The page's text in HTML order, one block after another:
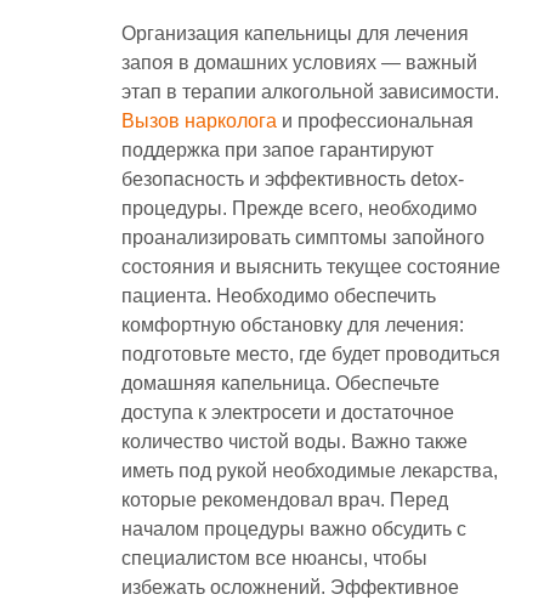
Организация капельницы для лечения
запоя в домашних условиях — важный
этап в терапии алкогольной зависимости.
Вызов нарколога и профессиональная
поддержка при запое гарантируют
безопасность и эффективность detox-
процедуры. Прежде всего, необходимо
проанализировать симптомы запойного
состояния и выяснить текущее состояние
пациента. Необходимо обеспечить
комфортную обстановку для лечения:
подготовьте место, где будет проводиться
домашняя капельница. Обеспечьте
доступа к электросети и достаточное
количество чистой воды. Важно также
иметь под рукой необходимые лекарства,
которые рекомендовал врач. Перед
началом процедуры важно обсудить с
специалистом все нюансы, чтобы
избежать осложнений. Эффективное